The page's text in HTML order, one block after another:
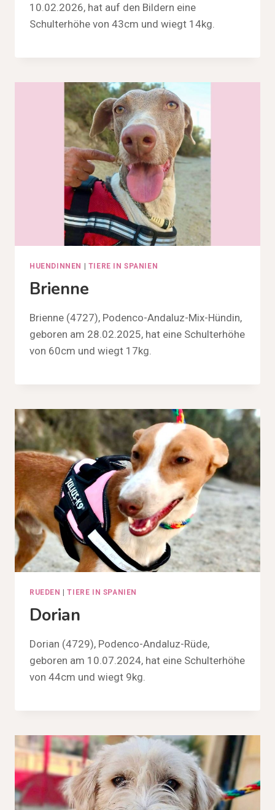
10.02.2026, hat auf den Bildern eine
Schulterhöhe von 43cm und wiegt 14kg.
HUENDINNEN | TIERE IN SPANIEN
Brienne
Brienne (4727), Podenco-Andaluz-Mix-Hündin,
geboren am 28.02.2025, hat eine Schulterhöhe
von 60cm und wiegt 17kg.
RUEDEN |TIERE IN SPANIEN
Dorian
Dorian (4729), Podenco-Andaluz-Rüde,
geboren am 10.07.2024, hat eine Schulterhöhe
von 44cm und wiegt 9kg.